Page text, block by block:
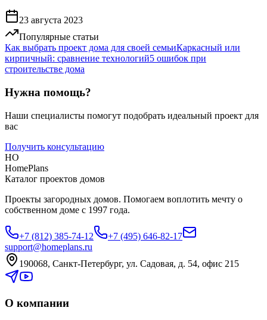
23 августа 2023
Популярные статьи
Как выбрать проект дома для своей семьиКаркасный или
кирпичный: сравнение технологий5 ошибок при
строительстве дома
Нужна помощь?
Наши специалисты помогут подобрать идеальный проект для
вас
Получить консультацию
HO
HomePlans
Каталог проектов домов
Проекты загородных домов. Помогаем воплотить мечту о
собственном доме с 1997 года.
+7 (812) 385-74-12
+7 (495) 646-82-17
support@homeplans.ru
190068, Санкт-Петербург, ул. Садовая, д. 54, офис 215
О компании